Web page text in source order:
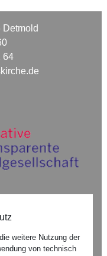
Detmold
64
weitere Nutzung der
von technisch